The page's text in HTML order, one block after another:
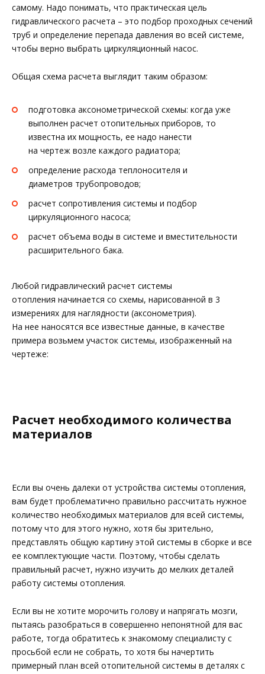
самому. Надо понимать, что практическая цель
гидравлического расчета – это подбор проходных сечений
труб и определение перепада давления во всей системе,
чтобы верно выбрать циркуляционный насос.
Общая схема расчета выглядит таким образом:
подготовка аксонометрической схемы: когда уже
выполнен расчет отопительных приборов, то
известна их мощность, ее надо нанести
на чертеж возле каждого радиатора;
определение расхода теплоносителя и
диаметров трубопроводов;
расчет сопротивления системы и подбор
циркуляционного насоса;
расчет объема воды в системе и вместительности
расширительного бака.
Любой гидравлический расчет системы
отопления начинается со схемы, нарисованной в 3
измерениях для наглядности (аксонометрия).
На нее наносятся все известные данные, в качестве
примера возьмем участок системы, изображенный на
чертеже:
Расчет необходимого количества
материалов
Если вы очень далеки от устройства системы отопления,
вам будет проблематично правильно рассчитать нужное
количество необходимых материалов для всей системы,
потому что для этого нужно, хотя бы зрительно,
представлять общую картину этой системы в сборке и все
ее комплектующие части. Поэтому, чтобы сделать
правильный расчет, нужно изучить до мелких деталей
работу системы отопления.
Если вы не хотите морочить голову и напрягать мозги,
пытаясь разобраться в совершенно непонятной для вас
работе, тогда обратитесь к знакомому специалисту с
просьбой если не собрать, то хотя бы начертить
примерный план всей отопительной системы в деталях с